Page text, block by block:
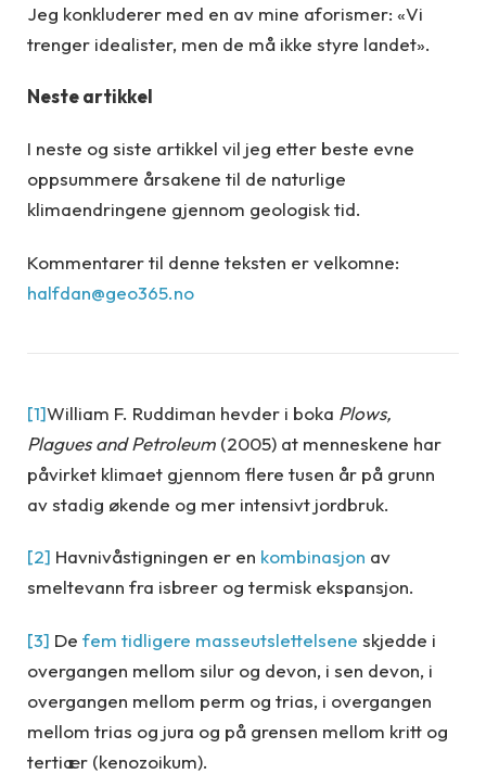
Jeg konkluderer med en av mine aforismer: «Vi
trenger idealister, men de må ikke styre landet».
Neste artikkel
I neste og siste artikkel vil jeg etter beste evne
oppsummere årsakene til de naturlige
klimaendringene gjennom geologisk tid.
Kommentarer til denne teksten er velkomne:
halfdan@geo365.no
[1]William F. Ruddiman hevder i boka Plows,
Plagues and Petroleum (2005) at menneskene har
påvirket klimaet gjennom flere tusen år på grunn
av stadig økende og mer intensivt jordbruk.
[2] Havnivåstigningen er en kombinasjon av
smeltevann fra isbreer og termisk ekspansjon.
[3] De fem tidligere masseutslettelsene skjedde i
overgangen mellom silur og devon, i sen devon, i
overgangen mellom perm og trias, i overgangen
mellom trias og jura og på grensen mellom kritt og
tertiær (kenozoikum).